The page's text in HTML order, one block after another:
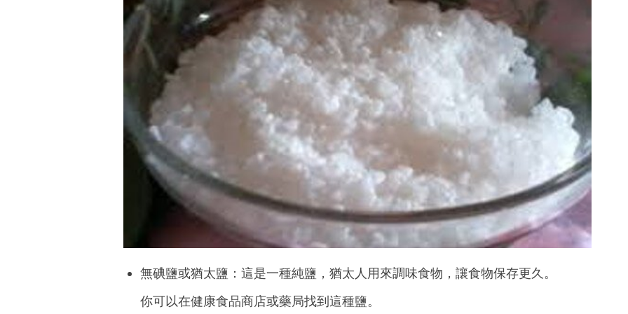
無碘鹽或猶太鹽：這是一種純鹽，猶太人用來調味食物，讓食物保存更久。
你可以在健康食品商店或藥局找到這種鹽。